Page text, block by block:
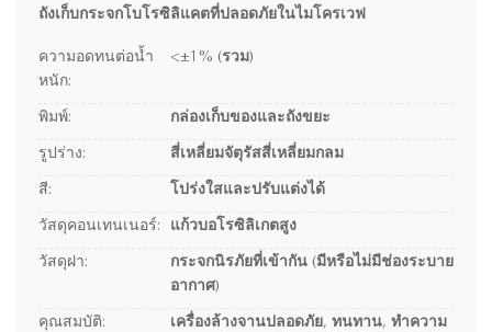
ถังเก็บกระจกโบโรซิลิแคตที่ปลอดภัยในไมโครเวฟ
ความอดทนต่อน้ำ
หนัก:
<±1% (รวม)
พิมพ์: กล่องเก็บของและถังขยะ
รูปร่าง: สี่เหลี่ยมจัตุรัสสี่เหลี่ยมกลม
สี: โปร่งใสและปรับแต่งได้
วัสดุคอนเทนเนอร์: แก้วบอโรซิลิเกตสูง
วัสดุฝา:
กระจกนิรภัยที่เข้ากัน (มีหรือไม่มีช่องระบาย
อากาศ)
คุณสมบัติ:
เครื่องล้างจานปลอดภัย, ทนทาน, ทำความ